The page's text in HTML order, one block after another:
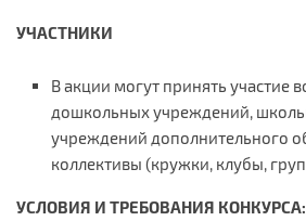
УЧАСТНИКИ
В акции могут принять участие
дошкольных учреждений,
учреждений дополнительного
коллективы (кружки, клубы,
УСЛОВИЯ И ТРЕБОВАНИЯ КОНКУРСА: